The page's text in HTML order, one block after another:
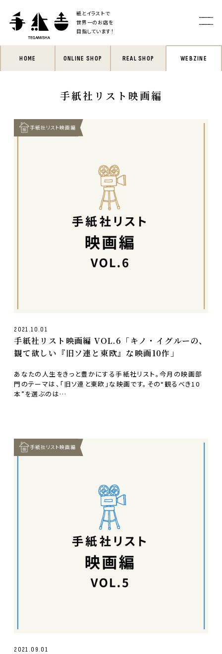
紙とイラストで
世界一のお店を
目指しています！
HOME ONLINE SHOP REAL SHOP WEBZINE
手紙社リスト映画編
手紙社リスト映画編
2021.10.01
手紙社リスト映画編 VOL.6「キノ・イグルーの、
観て欲しい『旧ソ連と東欧』な映画10作」
あなたの人生をきっと豊かにする手紙社リスト。今月の映画部
門のテーマは、「旧ソ連と東欧」な映画です。その“観るべき10
本”を選ぶのは…
手紙社リスト映画編
2021.09.01